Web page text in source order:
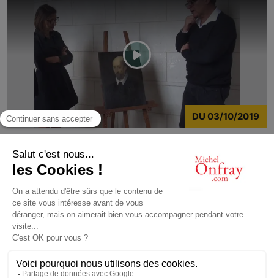
DU 03/10/2019
Précédent
© Michel Onfray 2016
Conception, réalisation: Magasin Numérique
contact@michelonfray.com
Partenaires